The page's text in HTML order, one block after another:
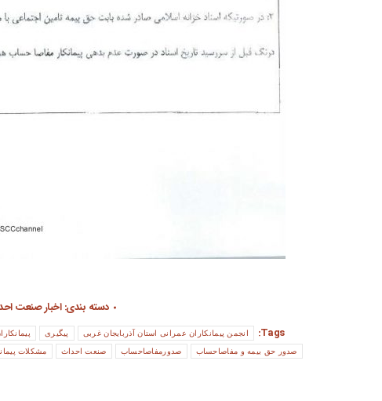
دسته بندی:اخبار صنعت
Tags:
انجمن پیمانکاران عمرانی استان آذربایجان غربی پیگیری
صدور حق بیمه و مفاصاحساب صدورمفاصاحساب صنعت احداث مشکلات